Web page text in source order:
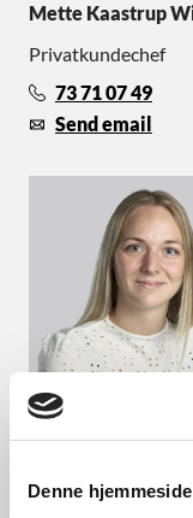
Denne
Mette Kaastrup
Privatkundechef
73 71 07 49
Send email
Privatrådgiver - pt